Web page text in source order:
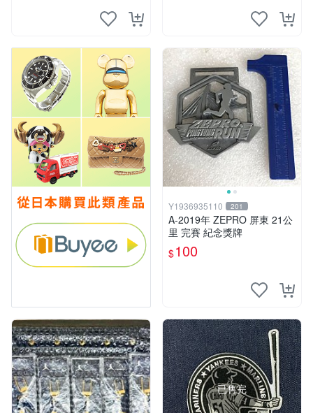
Y1936935110 201
A-2019年 ZEPRO 屏東 21公
里 完賽 紀念獎牌
$100
已售完